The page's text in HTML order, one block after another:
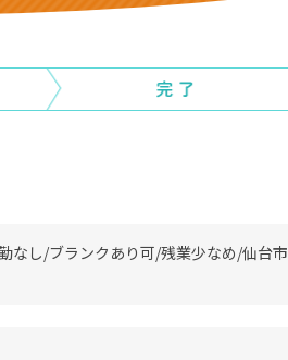
し/ブランクあり可/残業少なめ/仙台市